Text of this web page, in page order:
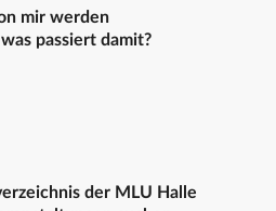
zu nennen in die Sie
sollen.
und dem Passwort, das ihr mit
erhalten habt. Das
mir werden
passiert damit?
der MLU Halle